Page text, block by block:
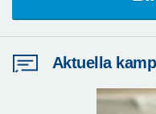
Aktuella